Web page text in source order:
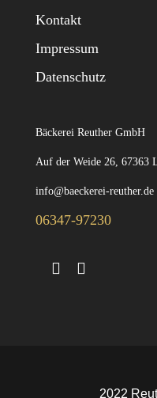
Kontakt
Impressum
Datenschutz
Bäckerei Reuther GmbH
Auf der Weide 26, 67363
info@baeckerei-reuther.de
06347-97230
2022